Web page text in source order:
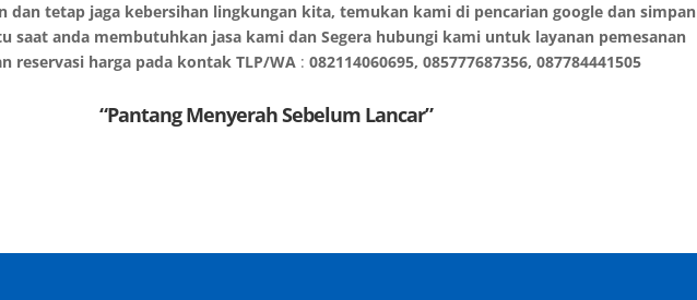
dan tetap jaga kebersihan lingkungan kita, temukan kami di pencarian google dan simpan
saat anda membutuhkan jasa kami dan Segera hubungi kami untuk layanan pemesanan
reservasi harga pada kontak TLP/WA :082114060695, 085777687356, 087784441505
“Pantang Menyerah Sebelum Lancar”